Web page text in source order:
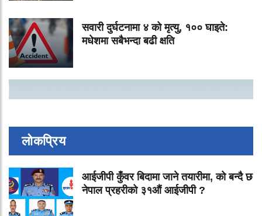
सवारी दुर्घटनामा ४ को मृत्यु, १०० घाइते:
मधेशमा सबैभन्दा बढी क्षति
लोकप्रिय
आईजीपी कुँवर बिदामा जाने तयारीमा, को बन्दै छ
नेपाल प्रहरीको ३१औं आईजीपी ?